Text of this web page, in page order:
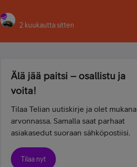
2 kuukautta sitten
Älä jää paitsi – osallistu ja
voita!
Tilaa Telian uutiskirje ja olet mukana
arvonnassa. Samalla saat parhaat
asiakasedut suoraan sähköpostiisi.
Tilaa nyt